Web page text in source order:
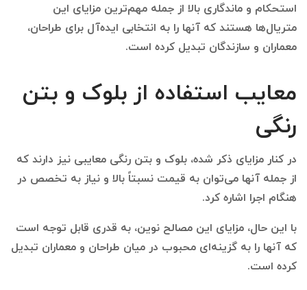
استحکام و ماندگاری بالا از جمله مهم‌ترین مزایای این
متریال‌ها هستند که آنها را به انتخابی ایده‌آل برای طراحان،
معماران و سازندگان تبدیل کرده است.
معایب استفاده از بلوک و بتن
رنگی
در کنار مزایای ذکر شده، بلوک و بتن رنگی معایبی نیز دارند که
از جمله آنها می‌توان به قیمت نسبتاً بالا و نیاز به تخصص در
هنگام اجرا اشاره کرد.
با این حال، مزایای این مصالح نوین، به قدری قابل توجه است
که آنها را به گزینه‌ای محبوب در میان طراحان و معماران تبدیل
کرده است.